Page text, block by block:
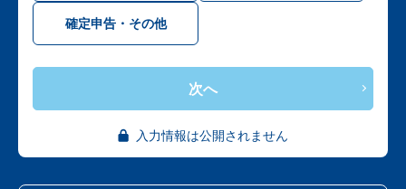
確定申告・その他
次へ
入力情報は公開されません